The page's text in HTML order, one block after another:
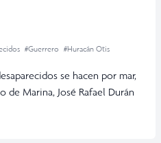
#Guerrero #Huracán Otis
se hacen por mar,
Marina, José Rafael Durán